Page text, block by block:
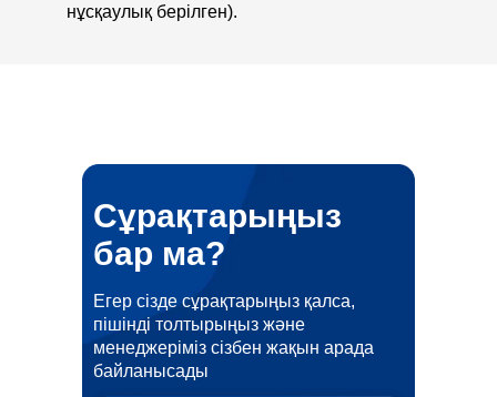
нұсқаулық берілген).
Сұрақтарыңыз
бар ма?
Егер сізде сұрақтарыңыз қалса,
пішінді толтырыңыз және
менеджеріміз сізбен жақын арада
байланысады